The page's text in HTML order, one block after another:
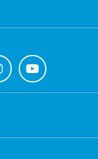
Ga
naar
Youtube